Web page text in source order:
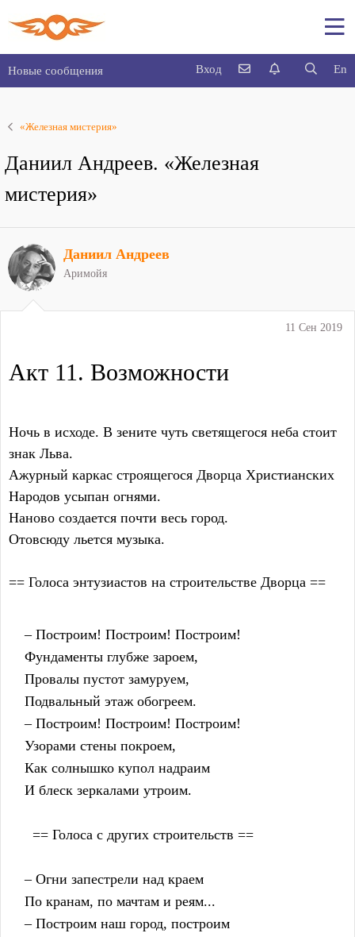
Новые сообщения En
Вход
«Железная мистерия»
Даниил Андреев. «Железная
мистерия»
11 Сен 2019
Акт 11. Возможности
Ночь в исходе. В зените чуть светящегося неба стоит
знак Льва.
Ажурный каркас строящегося Дворца Христианских
Народов усыпан огнями.
Наново создается почти весь город.
Отовсюду льется музыка.
== Голоса энтузиастов на строительстве Дворца ==
    – Построим! Построим! Построим!
    Фундаменты глубже зароем,
    Провалы пустот замуруем,
    Подвальный этаж обогреем.
    – Построим! Построим! Построим!
    Узорами стены покроем,
    Как солнышко купол надраим
    И блеск зеркалами утроим.
      == Голоса с других строительств ==
    – Огни запестрели над краем
    По кранам, по мачтам и реям...
    – Построим наш город, построим
Даниил Андреев
Аримойя